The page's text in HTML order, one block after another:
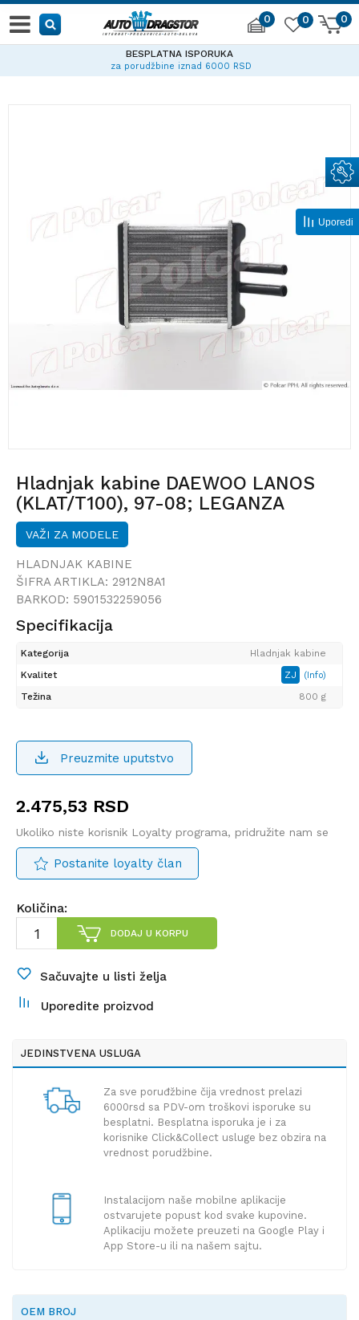
0 0
0
BESPLATNA ISPORUKA
za porudžbine iznad 6000 RSD
Hladnjak kabine DAEWOO LANOS
(KLAT/T100), 97-08; LEGANZA
(KLAV/V100), 97-04; NUBIRA
(KLAJ/J100), 97-99; NUBIRA
(KLAJ/J150), 99-04;
VAŽI ZA MODELE
HLADNJAK KABINE
ŠIFRA ARTIKLA: 2912N8A1
BARKOD: 5901532259056
Specifikacija
Kategorija
Hladnjak kabine
Kvalitet
ZJ (Info)
Težina 800 g
Preuzmite uputstvo
2.475,53 RSD
Ukoliko niste korisnik Loyalty programa, pridružite nam se
Postanite loyalty član
Količina:
DODAJ U KORPU
Sačuvajte u listi želja
Uporedite proizvod
JEDINSTVENA USLUGA
Za sve poruđžbine čija vrednost prelazi
6000rsd sa PDV-om troškovi isporuke su
besplatni. Besplatna isporuka je i za
korisnike Click&Collect usluge bez obzira na
vrednost porudžbine.
Instalacijom naše mobilne aplikacije
ostvarujete popust kod svake kupovine.
Aplikaciju možete preuzeti na Google Play i
App Store-u ili na našem sajtu.
OEM BROJ
Uporedi